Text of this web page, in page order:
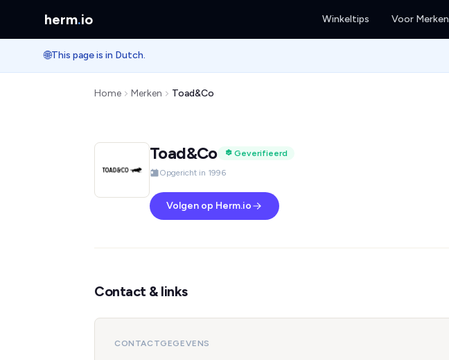
herm.io Winkeltips Voor Merken
🌐This page is in Dutch.
Home Merken Toad&Co
Toad&Co
Geverifieerd
Opgericht in 1996
Volgen op Herm.io
Contact & links
CONTACTGEGEVENS